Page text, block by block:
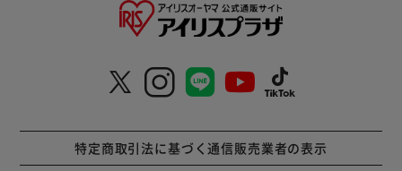
特定商取引法に基づく通信販売業者の表示